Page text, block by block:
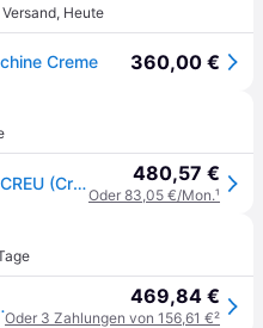
, Heute
Creme 360,00 €
SMEG Küchenmaschine SMF03CREU (Creme) 480,57 €
Oder 83,05 €/Mon.¹
SMF03CREU 469,84 €
Oder 3 Zahlungen von 156,61 €²